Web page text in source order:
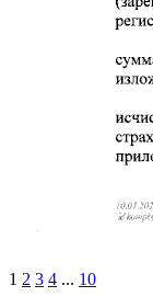
1 2 3 4 ... 10